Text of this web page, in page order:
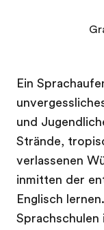
Ein
und
Strände,
verlassenen
inmitten der
Englisch
Sprachschulen